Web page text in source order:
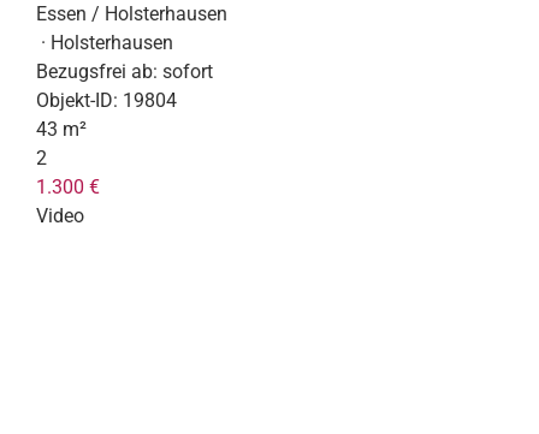
Essen / Holsterhausen
· Holsterhausen
Bezugsfrei ab: sofort
Objekt-ID: 19804
43 m²
2
1.300 €
Video